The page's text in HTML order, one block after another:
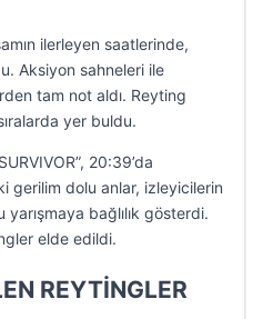
ilerleyen saatlerinde,
Aksiyon sahneleri ile
tam not aldı. Reyting
yer buldu.
20:39’da
gerilim dolu anlar, izleyicilerin
bağlılık gösterdi.
elde edildi.
REYTİNGLER